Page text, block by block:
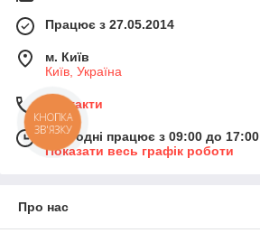
Працює з 27.05.2014
м. Київ
Київ, Україна
Контакти
Сьогодні працює з 09:00 до 17:00
Показати весь графік роботи
Про нас
КНОПКА
ЗВ'ЯЗКУ